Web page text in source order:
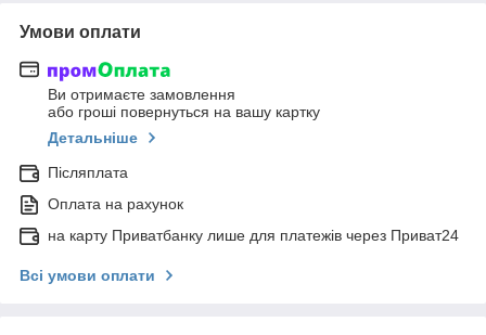
Умови оплати
Ви отримаєте замовлення
або гроші повернуться на вашу картку
Детальніше
Післяплата
Оплата на рахунок
на карту Приватбанку лише для платежів через Приват24
Всі умови оплати